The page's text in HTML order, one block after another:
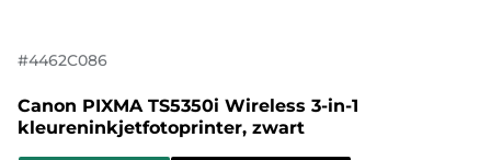
#4462C086
Canon PIXMA TS5350i Wireless 3-in-1
kleureninkjetfotoprinter, zwart